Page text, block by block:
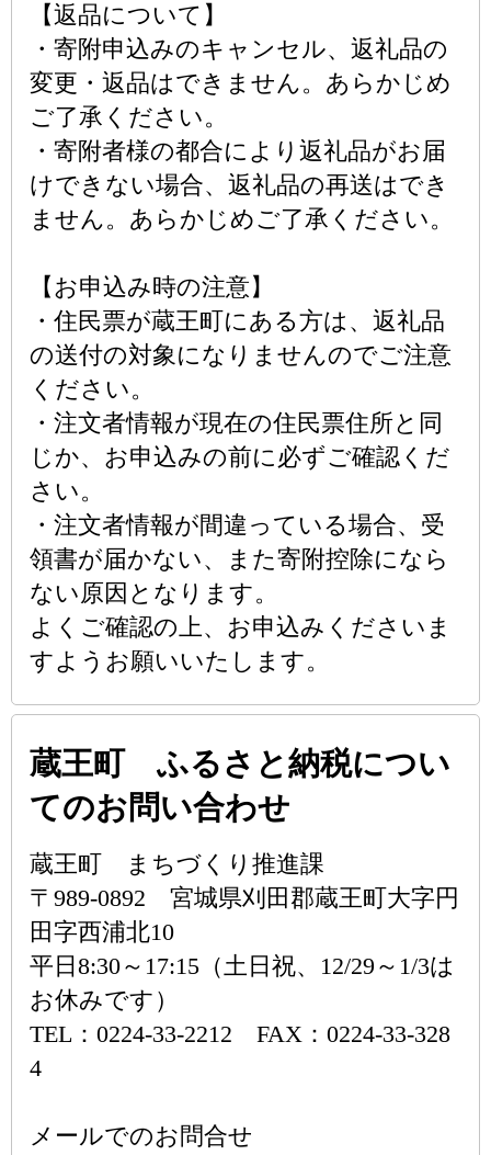
【返品について】
・寄附申込みのキャンセル、返礼品の
変更・返品はできません。あらかじめ
ご了承ください。
・寄附者様の都合により返礼品がお届
けできない場合、返礼品の再送はでき
ません。あらかじめご了承ください。
【お申込み時の注意】
・住民票が蔵王町にある方は、返礼品
の送付の対象になりませんのでご注意
ください。
・注文者情報が現在の住民票住所と同
じか、お申込みの前に必ずご確認くだ
さい。
・注文者情報が間違っている場合、受
領書が届かない、また寄附控除になら
ない原因となります。
よくご確認の上、お申込みくださいま
すようお願いいたします。
蔵王町 ふるさと納税につい
てのお問い合わせ
蔵王町 まちづくり推進課
〒989-0892 宮城県刈田郡蔵王町大字円
田字西浦北10
平日8:30～17:15（土日祝、12/29～1/3は
お休みです）
TEL：0224-33-2212 FAX：0224-33-328
4
メールでのお問合せ